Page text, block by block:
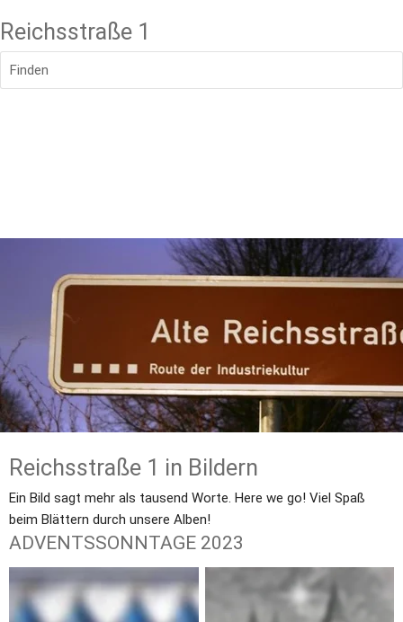
Reichsstraße 1
Finden
Reichsstraße 1 in Bildern
Ein Bild sagt mehr als tausend Worte. Here we go! Viel Spaß
beim Blättern durch unsere Alben!
ADVENTSSONNTAGE 2023